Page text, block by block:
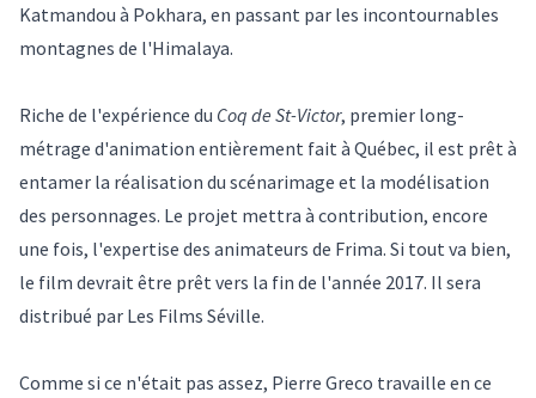
Katmandou à Pokhara, en passant par les incontournables
montagnes de l'Himalaya.
Riche de l'expérience du Coq de St-Victor, premier long-
métrage d'animation entièrement fait à Québec, il est prêt à
entamer la réalisation du scénarimage et la modélisation
des personnages. Le projet mettra à contribution, encore
une fois, l'expertise des animateurs de Frima. Si tout va bien,
le film devrait être prêt vers la fin de l'année 2017. Il sera
distribué par Les Films Séville.
Comme si ce n'était pas assez, Pierre Greco travaille en ce